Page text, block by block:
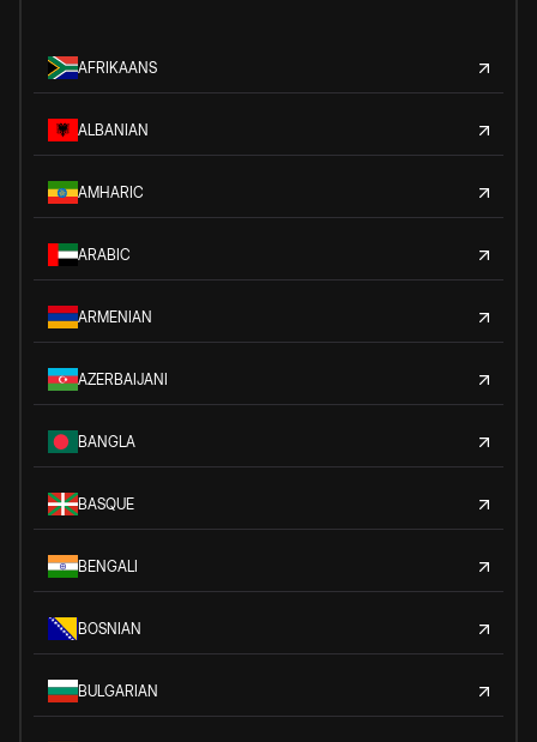
AFRIKAANS
ALBANIAN
AMHARIC
ARABIC
ARMENIAN
AZERBAIJANI
BANGLA
BASQUE
BENGALI
BOSNIAN
BULGARIAN